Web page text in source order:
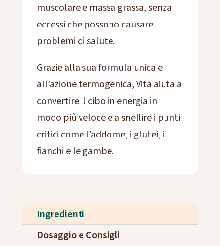
muscolare e massa grassa, senza
eccessi che possono causare
problemi di salute.
Grazie alla sua formula unica e
all’azione termogenica, Vita aiuta a
convertire il cibo in energia in
modo più veloce e a snellire i punti
critici come l’addome, i glutei, i
fianchi e le gambe.
Ingredienti
Dosaggio e Consigli